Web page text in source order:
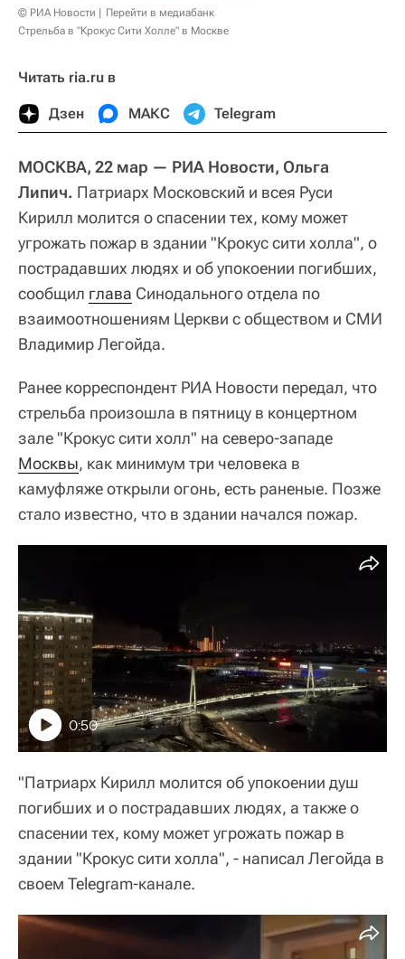
© РИА Новости
Перейти в медиабанк
Стрельба в "Крокус Сити Холле" в Москве
Читать ria.ru в
Дзен МАКС Telegram
МОСКВА, 22 мар — РИА Новости, Ольга
Липич. Патриарх Московский и всея Руси
Кирилл молится о спасении тех, кому может
угрожать пожар в здании "Крокус сити холла", о
пострадавших людях и об упокоении погибших,
сообщил глава Синодального отдела по
взаимоотношениям Церкви с обществом и СМИ
Владимир Легойда.
Ранее корреспондент РИА Новости передал, что
стрельба произошла в пятницу в концертном
зале "Крокус сити холл" на северо-западе
Москвы, как минимум три человека в
камуфляже открыли огонь, есть раненые. Позже
стало известно, что в здании начался пожар.
0:50
"Патриарх Кирилл молится об упокоении душ
погибших и о пострадавших людях, а также о
спасении тех, кому может угрожать пожар в
здании "Крокус сити холла", - написал Легойда в
своем Telegram-канале.